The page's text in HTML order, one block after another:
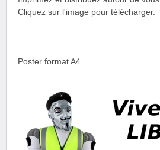
Cliquez sur l'image pour télécharger.
Poster format A4